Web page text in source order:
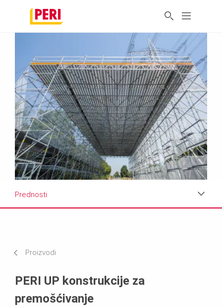
Prednosti
Proizvodi
PERI UP konstrukcije za
premošćivanje